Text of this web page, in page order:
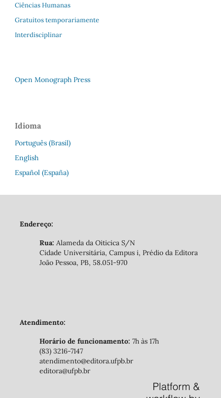
Ciências Humanas
Gratuitos temporariamente
Interdisciplinar
Open Monograph Press
Idioma
Português (Brasil)
English
Español (España)
Endereço:
Rua: Alameda da Oiticica S/N
Cidade Universitária, Campus i, Prédio da Editora
João Pessoa, PB, 58.051-970
Atendimento:
Horário de funcionamento: 7h às 17h
(83) 3216-7147
atendimento@editora.ufpb.br
editora@ufpb.br